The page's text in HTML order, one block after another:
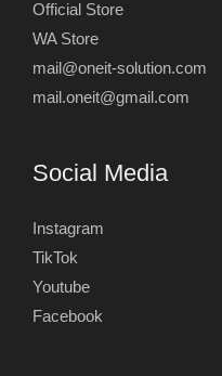
Official Store
WA Store
mail@oneit-solution.com
mail.oneit@gmail.com
Social Media
Instagram
TikTok
Youtube
Facebook